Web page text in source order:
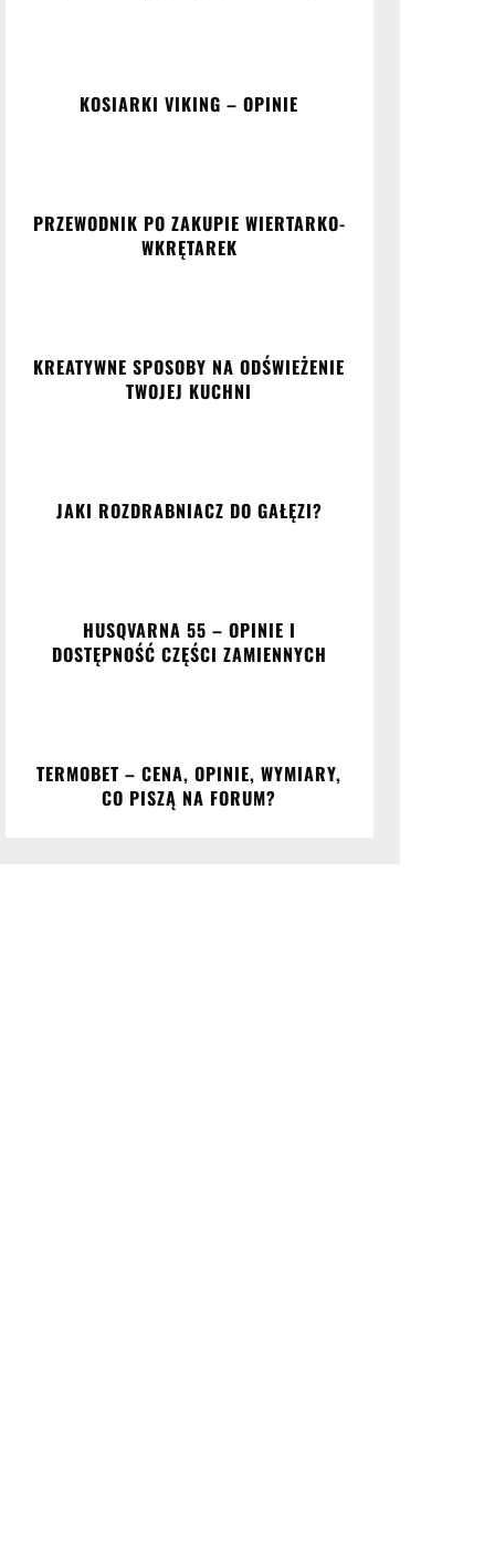
KOSIARKI VIKING – OPINIE
PRZEWODNIK PO ZAKUPIE WIERTARKO-
WKRĘTAREK
KREATYWNE SPOSOBY NA ODŚWIEŻENIE
TWOJEJ KUCHNI
JAKI ROZDRABNIACZ DO GAŁĘZI?
HUSQVARNA 55 – OPINIE I
DOSTĘPNOŚĆ CZĘŚCI ZAMIENNYCH
TERMOBET – CENA, OPINIE, WYMIARY,
CO PISZĄ NA FORUM?